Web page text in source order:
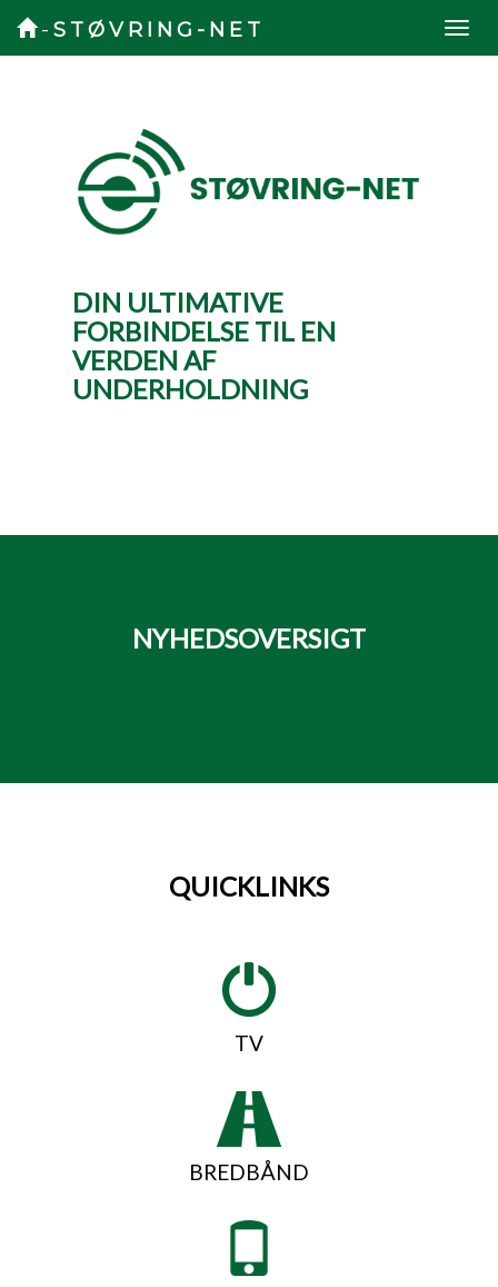
- STØVRING- NET
DIN ULTIMATIVE
FORBINDELSE TIL EN
VERDEN AF
UNDERHOLDNING
NYHEDSOVERSIGT
QUICKLINKS
TV
BREDBÅND